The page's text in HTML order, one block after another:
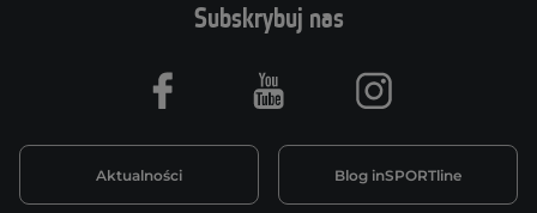
Subskrybuj nas
Aktualności Blog inSPORTline
Facebook Youtube Instagram